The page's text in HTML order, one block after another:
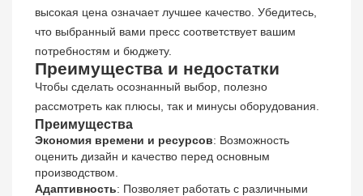
высокая цена означает лучшее качество. Убедитесь,
что выбранный вами пресс соответствует вашим
потребностям и бюджету.
Преимущества и недостатки
Чтобы сделать осознанный выбор, полезно
рассмотреть как плюсы, так и минусы оборудования.
Преимущества
Экономия времени и ресурсов: Возможность
оценить дизайн и качество перед основным
производством.
Адаптивность: Позволяет работать с различными